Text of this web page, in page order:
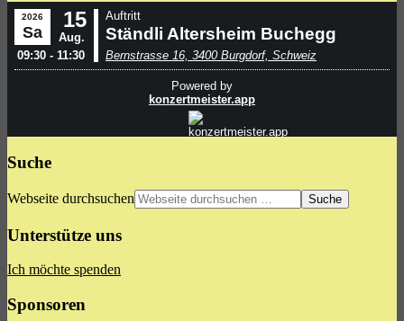
Suche
Webseite durchsuchen
Unterstütze uns
Ich möchte spenden
Sponsoren